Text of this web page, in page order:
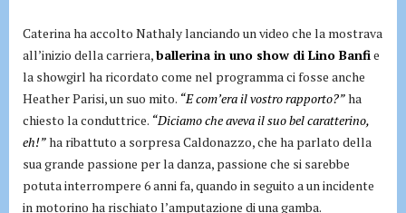
Caterina ha accolto Nathaly lanciando un video che la mostrava
all’inizio della carriera,ballerina in uno show di Lino Banfi e
la showgirl ha ricordato come nel programma ci fosse anche
Heather Parisi, un suo mito. “E com’era il vostro rapporto?”ha
chiesto la conduttrice. “Diciamo che aveva il suo bel caratterino,
eh!”ha ribattuto a sorpresa Caldonazzo, che ha parlato della
sua grande passione per la danza, passione che si sarebbe
potuta interrompere 6 anni fa, quando in seguito a un incidente
in motorino ha rischiato l’amputazione di una gamba.